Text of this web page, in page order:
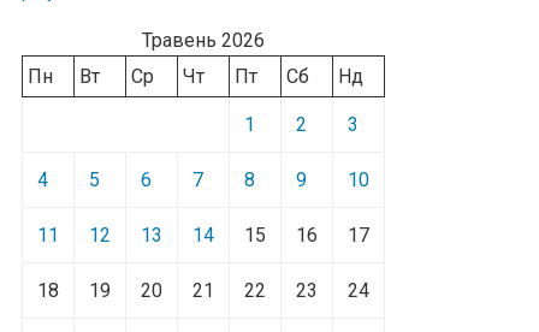
Травень 2026
Пн
Вт Ср Чт Пт Сб Нд
1 2 3
4 5 6 7 8 9 10
11 12 13 14 15 16 17
18 19 20 21 22 23 24